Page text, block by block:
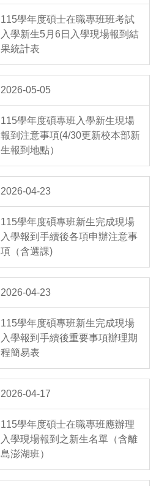
115學年度碩士在職專班班考試
入學新生5月6日入學現場報到結
果統計表
2026-05-05
115學年度碩專班入學新生現場
報到注意事項(4/30更新校本部新
生報到地點）
2026-04-23
115學年度碩專班新生完成現場
入學報到手續後各項申辦注意事
項（含選課)
2026-04-23
115學年度碩專班新生完成現場
入學報到手續後重要事項辦理期
程簡易表
2026-04-17
115學年度碩士在職專班應辦理
入學現場報到之新生名單（含離
島澎湖班）